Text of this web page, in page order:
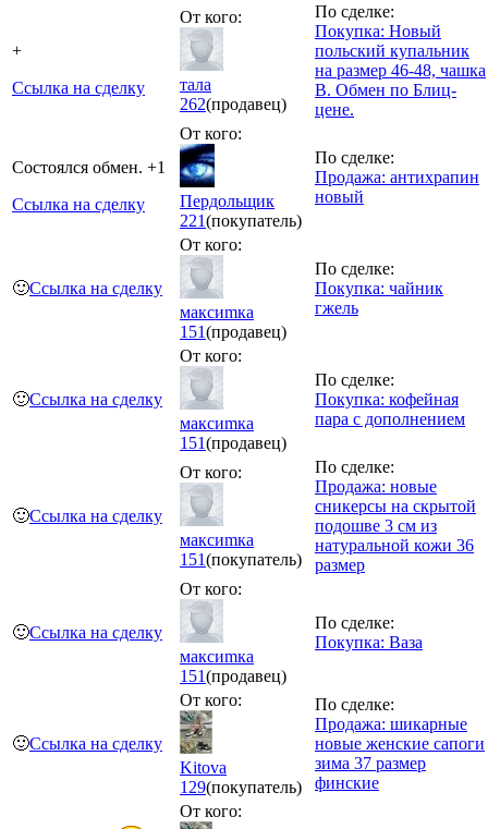
+
Ссылка на сделку
От кого:
тала
262(продавец)
По сделке:
Покупка: Новый
польский купальник
на размер 46-48, чашка
В. Обмен по Блиц-
цене.
Состоялся обмен. +1
Ссылка на сделку
От кого:
Пердольщик
221(покупатель)
По сделке:
Продажа: антихрапин
новый
🙂Ссылка на сделку
От кого:
максиmка
151(продавец)
По сделке:
Покупка: чайник
гжель
🙂Ссылка на сделку
От кого:
максиmка
151(продавец)
По сделке:
Покупка: кофейная
пара с дополнением
🙂Ссылка на сделку
От кого:
максиmка
151(покупатель)
По сделке:
Продажа: новые
сникерсы на скрытой
подошве 3 см из
натуральной кожи 36
размер
🙂Ссылка на сделку
От кого:
максиmка
151(продавец)
По сделке:
Покупка: Ваза
🙂Ссылка на сделку
От кого:
Kitova
129(покупатель)
По сделке:
Продажа: шикарные
новые женские сапоги
зима 37 размер
финские
От кого: